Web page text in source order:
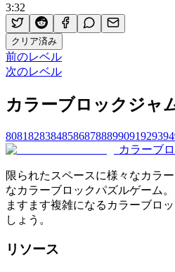
3:32
クリア済み
前のレベル
次のレベル
カラーブロックジャ
808182838485868788899091929394
カラーブ
限られたスペースに様々なカラ
なカラーブロックパズルゲーム
ますます複雑になるカラーブロ
しょう。
リソース